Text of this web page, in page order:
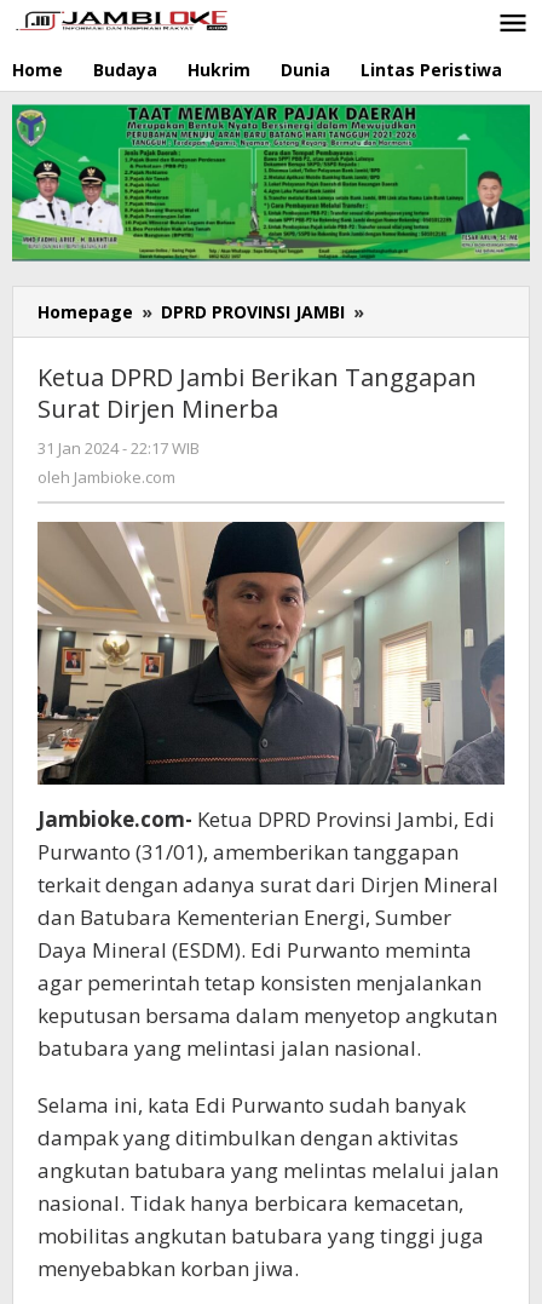
Lewati
ke
konten
Home Budaya Hukrim Dunia Lintas Peristiwa
Homepage » DPRD PROVINSI JAMBI »
DPRD
Berikan
Ketua DPRD Jambi Berikan Tanggapan
Surat Dirjen Minerba
31 Jan 2024 - 22:17 WIB
oleh Jambioke.com
Jambioke.com- Ketua DPRD Provinsi Jambi, Edi
Purwanto (31/01), amemberikan tanggapan
terkait dengan adanya surat dari Dirjen Mineral
dan Batubara Kementerian Energi, Sumber
Daya Mineral (ESDM). Edi Purwanto meminta
agar pemerintah tetap konsisten menjalankan
keputusan bersama dalam menyetop angkutan
batubara yang melintasi jalan nasional.
Selama ini, kata Edi Purwanto sudah banyak
dampak yang ditimbulkan dengan aktivitas
angkutan batubara yang melintas melalui jalan
nasional. Tidak hanya berbicara kemacetan,
mobilitas angkutan batubara yang tinggi juga
menyebabkan korban jiwa.